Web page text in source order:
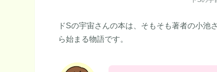
ドSの宇宙さんの本は、そもそも著者の小池
ら始まる物語です。